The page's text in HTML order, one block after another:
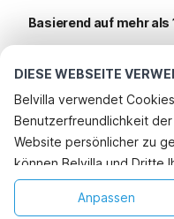
DIESE WEBSEITE
Belvilla verwendet
Benutzerfreundlichkeit
Website persönlicher zu
können Belvilla und Dritte
außerhalb unserer
Interessen anzupassen
Anpassen
Basierend auf mehr als
Beliebteste
Top-Städte mit Top-
Kinderfreundliche
Ferienhaus im Skigebiet
Ferienhaus im Skigebiet
Beliebte Ausstattungen
Ferienhaus im Skigebiet
Beliebte Städte für den
Startseite Wunschliste